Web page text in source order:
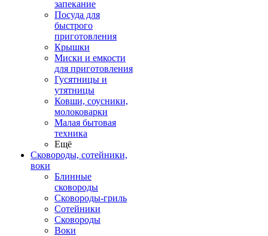
запекание
Посуда для
быстрого
приготовления
Крышки
Миски и емкости
для приготовления
Гусятницы и
утятницы
Ковши, соусники,
молоковарки
Малая бытовая
техника
Ещё
Сковороды, сотейники,
воки
Блинные
сковороды
Сковороды-гриль
Сотейники
Сковороды
Воки